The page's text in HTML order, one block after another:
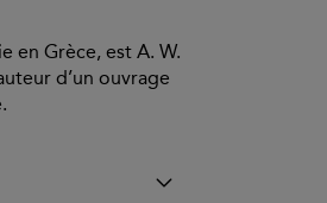
en Grèce, est A. W.
d’un ouvrage